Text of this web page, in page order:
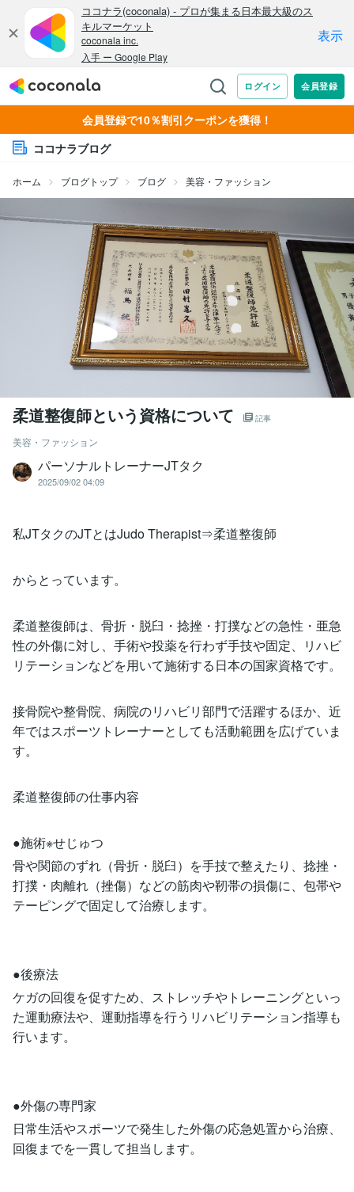
会員登録で10％割引クーポンを獲得！
ココナラブログ
ホーム ブログトップ ブログ 美容・ファッション
柔道整復師という資格について 記事
美容・ファッション
パーソナルトレーナーJTタク
2025/09/02 04:09
私JTタクのJTとはJudo Therapist⇒柔道整復師
からとっています。
柔道整復師は、骨折・脱臼・捻挫・打撲などの急性・亜急
性の外傷に対し、手術や投薬を行わず手技や固定、リハビ
リテーションなどを用いて施術する日本の国家資格です。
接骨院や整骨院、病院のリハビリ部門で活躍するほか、近
年ではスポーツトレーナーとしても活動範囲を広げていま
す。
柔道整復師の仕事内容
●施術※せじゅつ
骨や関節のずれ（骨折・脱臼）を手技で整えたり、捻挫・
打撲・肉離れ（挫傷）などの筋肉や靭帯の損傷に、包帯や
テーピングで固定して治療します。
●後療法
ケガの回復を促すため、ストレッチやトレーニングといっ
た運動療法や、運動指導を行うリハビリテーション指導も
行います。
●外傷の専門家
日常生活やスポーツで発生した外傷の応急処置から治療、
回復までを一貫して担当します。